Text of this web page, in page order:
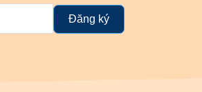
Đăng ký